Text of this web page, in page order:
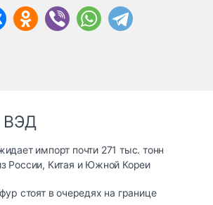
ВЭД
импорт почти 271 тыс. тонн
России, Китая и Южной Кореи
стоят в очередях на границе